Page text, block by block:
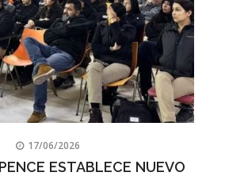
17/06/2026
ESTABLECE NUEVO